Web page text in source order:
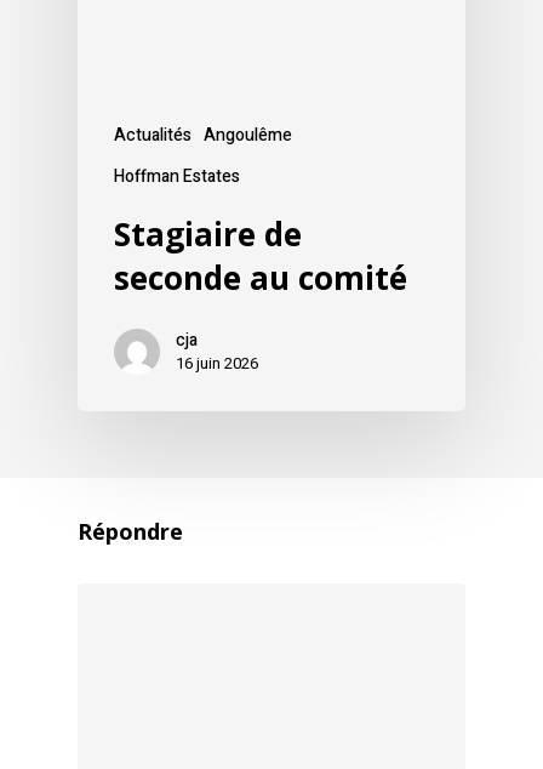
Actualités Angoulême
Hoffman Estates
Stagiaire de
seconde au comité
cja
16 juin 2026
Répondre